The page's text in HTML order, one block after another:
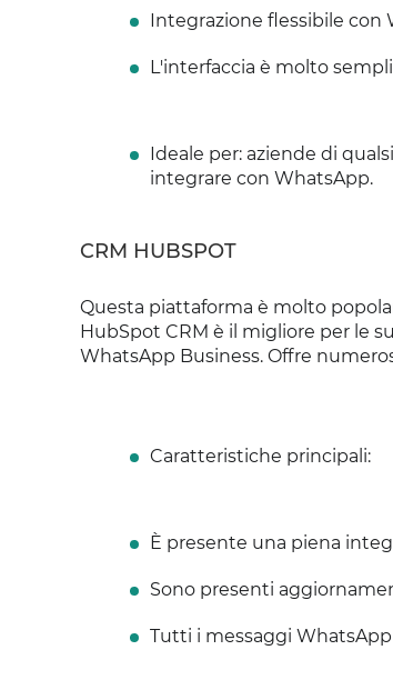
Integrazione flessibile con
L'interfaccia è molto
Ideale per: aziende di
integrare con WhatsApp.
CRM HUBSPOT
Questa piattaforma è molto
HubSpot CRM è il migliore per le
WhatsApp Business. Offre
Caratteristiche principali:
È presente una piena
Sono presenti
Tutti i messaggi